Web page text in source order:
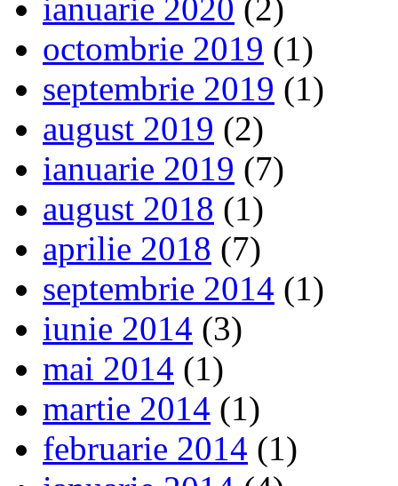
ianuarie 2020 (2)
octombrie 2019 (1)
septembrie 2019 (1)
august 2019 (2)
ianuarie 2019 (7)
august 2018 (1)
aprilie 2018 (7)
septembrie 2014 (1)
iunie 2014 (3)
mai 2014 (1)
martie 2014 (1)
februarie 2014 (1)